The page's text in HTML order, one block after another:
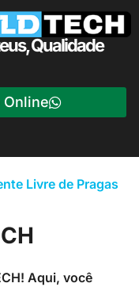
Qualidade
Online
Livre de Pragas
Aqui, você